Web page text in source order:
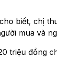
biết, chị
mua và
triệu đồng